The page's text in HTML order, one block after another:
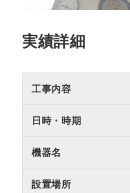
実績詳細
工事内容
日時・時期
機器名
設置場所